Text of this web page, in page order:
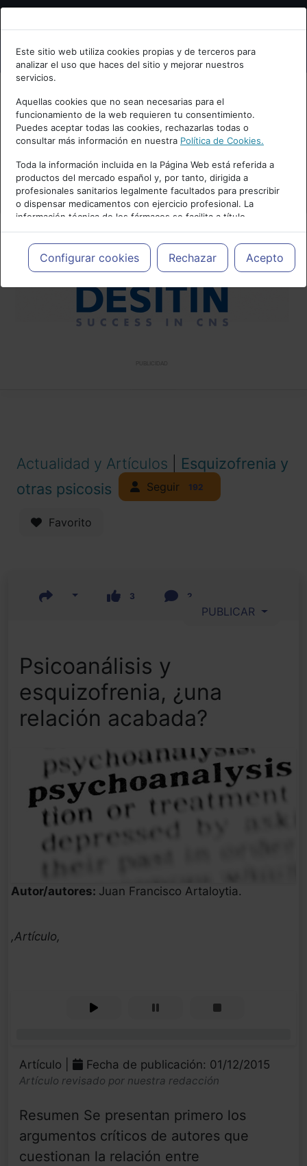
Bienvenid@ a psiquiatria.com
Escribe tu Email
Accede o regístrate con tu email.
Cancelar
Este sitio web utiliza cookies propias y de terceros para
analizar el uso que haces del sitio y mejorar nuestros
servicios.
Aquellas cookies que no sean necesarias para el
funcionamiento de la web requieren tu consentimiento.
Puedes aceptar todas las cookies, rechazarlas todas o
consultar más información en nuestra Política de Cookies.
Toda la información incluida en la Página Web está referida a
productos del mercado español y, por tanto, dirigida a
profesionales sanitarios legalmente facultados para prescribir
o dispensar medicamentos con ejercicio profesional. La
información técnica de los fármacos se facilita a título
meramente informativo, siendo responsabilidad de los
profesionales facultados prescribir medicamentos y decidir, en
cada caso concreto, el tratamiento más adecuado a las
necesidades del paciente.
Configurar cookies Rechazar Acepto
Actualidad y Artículos
Esquizofrenia y
otras psicosis
Seguir 192
Favorito
3 2
PUBLICAR
Psicoanálisis y
esquizofrenia, ¿una
relación acabada?
Autor/autores: Juan Francisco Artaloytia.
,Artículo,
Artículo | Fecha de publicación: 01/12/2015
Artículo revisado por nuestra redacción
Resumen Se presentan primero los
argumentos críticos de autores que
cuestionan la relación entre